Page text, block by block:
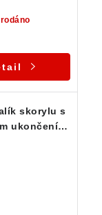
skorylu s
ukončení a